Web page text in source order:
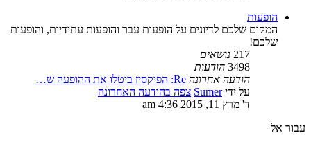
הופעות
המקום שלכם לדיונים על הופעות עבר והופעות עתידיות, והופעות
שלכם!
217 נושאים
3498 הודעות
הודעה אחרונה Re: הפיקסיז ביטלו את ההופעה ש…
על ידיSumer צפה בהודעה האחרונה
ד' מרץ 11, 2015 4:36 am
עבור אל